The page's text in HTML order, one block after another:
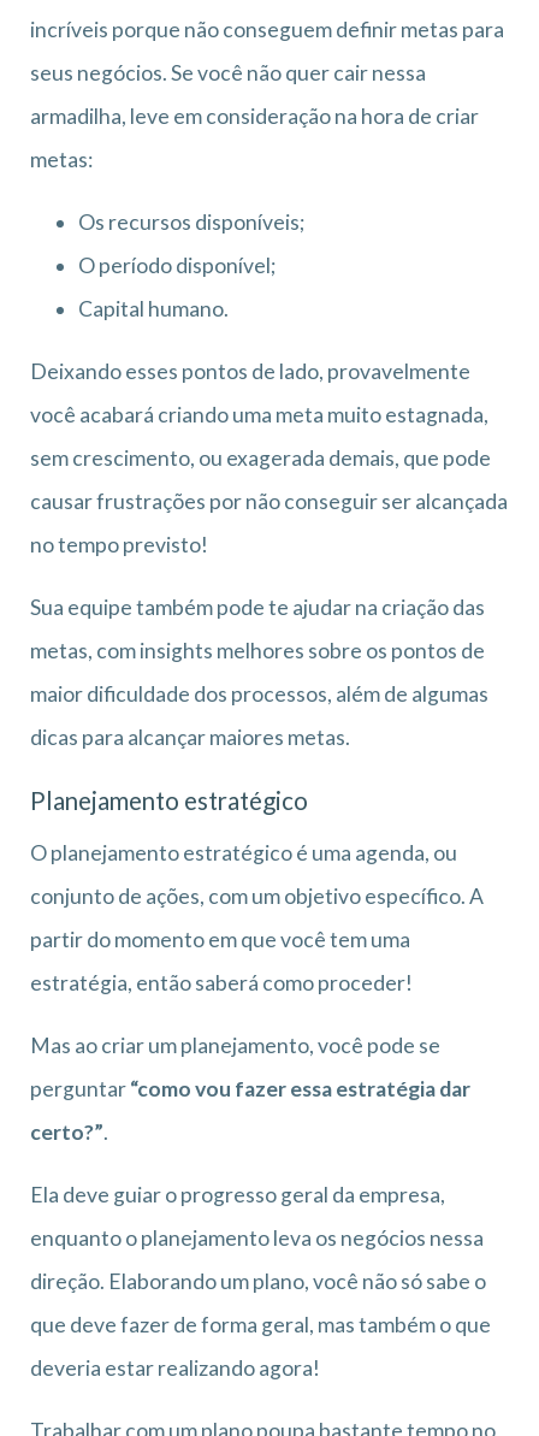
incríveis porque não conseguem definir metas para
seus negócios. Se você não quer cair nessa
armadilha, leve em consideração na hora de criar
metas:
Os recursos disponíveis;
O período disponível;
Capital humano.
Deixando esses pontos de lado, provavelmente
você acabará criando uma meta muito estagnada,
sem crescimento, ou exagerada demais, que pode
causar frustrações por não conseguir ser alcançada
no tempo previsto!
Sua equipe também pode te ajudar na criação das
metas, com insights melhores sobre os pontos de
maior dificuldade dos processos, além de algumas
dicas para alcançar maiores metas.
Planejamento estratégico
O planejamento estratégico é uma agenda, ou
conjunto de ações, com um objetivo específico. A
partir do momento em que você tem uma
estratégia, então saberá como proceder!
Mas ao criar um planejamento, você pode se
perguntar“como vou fazer essa estratégia dar
certo?”.
Ela deve guiar o progresso geral da empresa,
enquanto o planejamento leva os negócios nessa
direção. Elaborando um plano, você não só sabe o
que deve fazer de forma geral, mas também o que
deveria estar realizando agora!
Trabalhar com um plano poupa bastante tempo no